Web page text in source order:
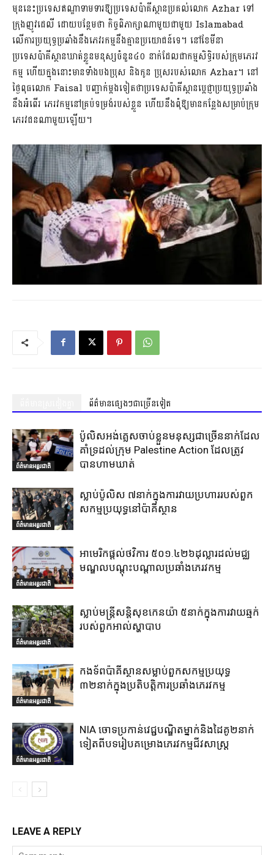
មុននេះប្រទេសឥណ្ឌាទាមទារឱ្យប្រទេសប៉ាគីស្ថានប្រគល់លោក Azhar ទៅ
ក្រុងញូវដេលី ដោយបន្ថែមថា កិច្ចពិភាក្សាណាមួយជាមួយ Islamabad
លើការប្រយុទ្ធ​ប្រឆាំងនឹង​ភេវរកម្ម​នឹងគ្មានប្រយោជន៍ទេ។ នៅខែមីនា
ប្រទេសប៉ាគីស្ថាន​ឃាត់ខ្លួនមនុស្ស​ចំនួន៤០ នាក់ដែលជា​កម្មសិទ្ធិរបស់ក្រុមភេរវ
កម្ម ហើយក្នុងនោះមានទាំងបងប្រុស និងកូន ប្រុសរបស់លោក Azhar។ នៅ
ថ្ងៃពុធលោក Faisal បញ្ជាក់ម្តងទៀតថា​ប្រទេសប៉ាគីស្ថានប្តេជ្ញា​ប្រយុទ្ធប្រឆាំង
នឹងអំពើរ ភេរវកម្ម​នៅគ្រប់ទម្រង់របស់ខ្លួន ហើយនឹងពុំឱ្យមានកន្លែងសម្រាប់​ក្រុម​​
ភេរវជនណាមួយ​ឡើយ។
ព័ត៌មានផ្សេងៗជាច្រើនទៀត
ព័ត៌មានអន្តរជាតិ
ប៉ូលិសអង់គ្លេសចាប់ខ្លួនមនុស្សជាច្រើននាក់ដែល
គាំទ្រដល់ក្រុម Palestine Action ដែលត្រូវ
បានហាមឃាត់
ព័ត៌មានអន្តរជាតិ
ស្លាប់ប៉ូលិស ៧នាក់ក្នុងការវាយប្រហាររបស់ពួក
សកម្មប្រយុទ្ធនៅប៉ាគីស្ថាន
ព័ត៌មានអន្តរជាតិ
អាមេរិកផ្តល់ថវិការ ៥០១.៤២៦ដុល្លារដល់មជ្ឈ
មណ្ឌលបណ្តុះបណ្តាលប្រឆាំងភេរវកម្ម
ព័ត៌មានអន្តរជាតិ
ស្លាប់មន្ត្រីសន្តិសុខកេនយ៉ា ៥នាក់ក្នុងការវាយឆ្មក់
របស់ពួកអាល់ស្ហាបាប
ព័ត៌មានអន្តរជាតិ
កងទ័ពប៉ាគីស្ថានសម្លាប់ពួកសកម្មប្រយុទ្ធ
៣២នាក់ក្នុងប្រតិបត្តិការប្រឆាំងភេរវកម្ម
ព័ត៌មានអន្តរជាតិ
NIA ចោទប្រកាន់វេជ្ជបណ្ឌិតម្នាក់និងដៃគូ២នាក់
ទៀតពីបទរៀបគម្រោងភេរវកម្មជីវសាស្ត្រ
LEAVE A REPLY